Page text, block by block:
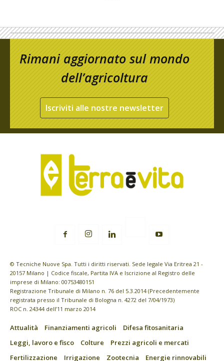
Rimani aggiornato sul mondo
dell’agricoltura
Iscriviti alle nostre newsletter
© Tecniche Nuove Spa. Tutti i diritti riservati. Sede legale Via Eritrea 21 -
20157 Milano | Codice fiscale, Partita IVA e Iscrizione al Registro delle
imprese di Milano: 00753480151
Registrazione Tribunale di Milano n. 76 del 5.3.2014 (Precedentemente
registrata presso il Tribunale di Bologna n. 4272 del 7/04/1973)
ROC n. 24344 dell’11 marzo 2014
Attualità Finanziamenti agricoli
Difesa fitosanitaria
Leggi, lavoro e fisco
Colture
Prezzi agricoli e mercati
Fertilizzazione
Irrigazione Zootecnia
Energie rinnovabili